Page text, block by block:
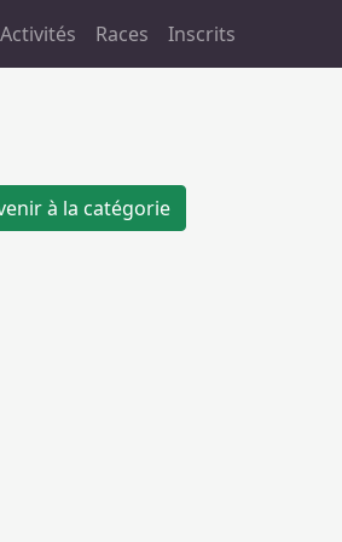
Activités Races Inscrits
à la catégorie